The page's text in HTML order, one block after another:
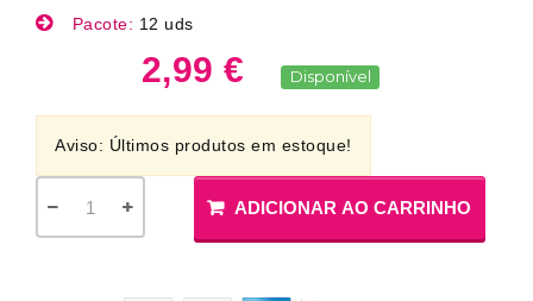
Pacote: 12 uds
2,99 € Disponível
Aviso: Últimos produtos em estoque!
ADICIONAR AO CARRINHO